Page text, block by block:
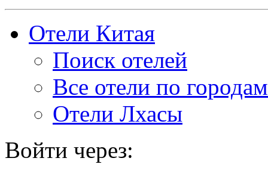
Отели Китая
Поиск отелей
Все отели по городам
Отели Лхасы
Войти через: